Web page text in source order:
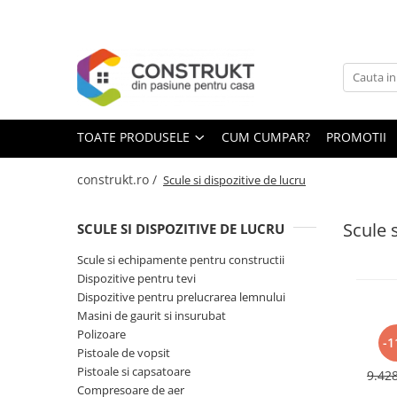
Toate Produsele
Centrale termice
Termoseminee, seminee si sobe
Cazane pe combustibil solid
Termostate de ambient
Aeroterme si destratificatoare de
Radiatoare si convectoare
Incalzire in pardoseala
Panouri radiante si incalzitoare cu
TOATE PRODUSELE CUM CUMPAR? PROMOTII
construkt.ro / Scule si dispozitive de lucru
Scule
SCULE SI DISPOZITIVE DE LUCRU
Scule si echipamente pentru constructii
Dispozitive pentru tevi
Dispozitive pentru prelucrarea lemnului
Masini de gaurit si insurubat
Polizoare
Pistoale de vopsit
Pistoale si capsatoare
Compresoare de aer
-